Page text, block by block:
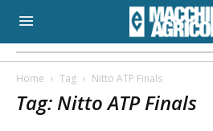
Home Tag Nitto ATP Finals
Tag: Nitto ATP Finals